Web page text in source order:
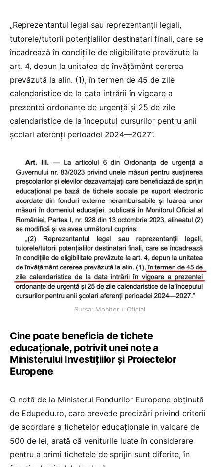
„Reprezentantul legal sau reprezentanții legali,
tutorele/tutorii potențialilor destinatari finali, care se
încadrează în condițiile de eligibilitate prevăzute la
art. 4, depun la unitatea de învățământ cererea
prevăzută la alin. (1), în termen de 45 de zile
calendaristice de la data intrării în vigoare a
prezentei ordonanțe de urgență și 25 de zile
calendaristice de la începutul cursurilor pentru anii
școlari aferenți perioadei 2024—2027”.
Sursa: Monitorul Oficial
Cine poate beneficia de tichete
educaționale, potrivit unei note a
Ministerului Investițiilor și Proiectelor
Europene
O notă de la Ministerul Fondurilor Europene obținută
de Edupedu.ro, care prevede precizări privind criterii
de acordare a tichetelor educaționale în valoare de
500 de lei, arată că veniturile luate în considerare
pentru a primi tichetele de sprijin sunt diferite, în